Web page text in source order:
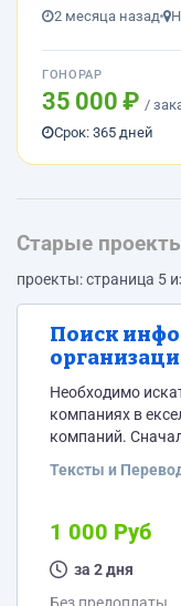
знанием дела
2 месяца назад
ГОНОРАР
35 000 ₽ /
Срок: 365 дней
Старые
проекты: страница 5
Поиск
Необходимо
компаниях в
компаний.
раздела https://
краю, затем по
файл для
несколько
Тексты и
1 000 Руб
за 2 дня